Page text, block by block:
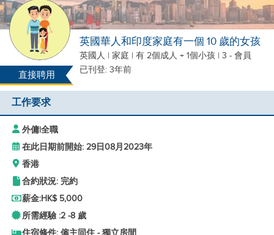
直接聘用
英國華人和印度家庭有一個 10 歲的女孩
英國人 | 家庭 | 有 2個成人 + 1個小孩 | 3 - 會員
已刊登: 3年前
工作要求
外傭|全職
在此日期前開始: 29日08月2023年
香港
合約狀況: 完約
薪金:HK$ 5,000
所需經驗 :2 -8 歲
住宿條件: 僱主同住 - 獨立房間